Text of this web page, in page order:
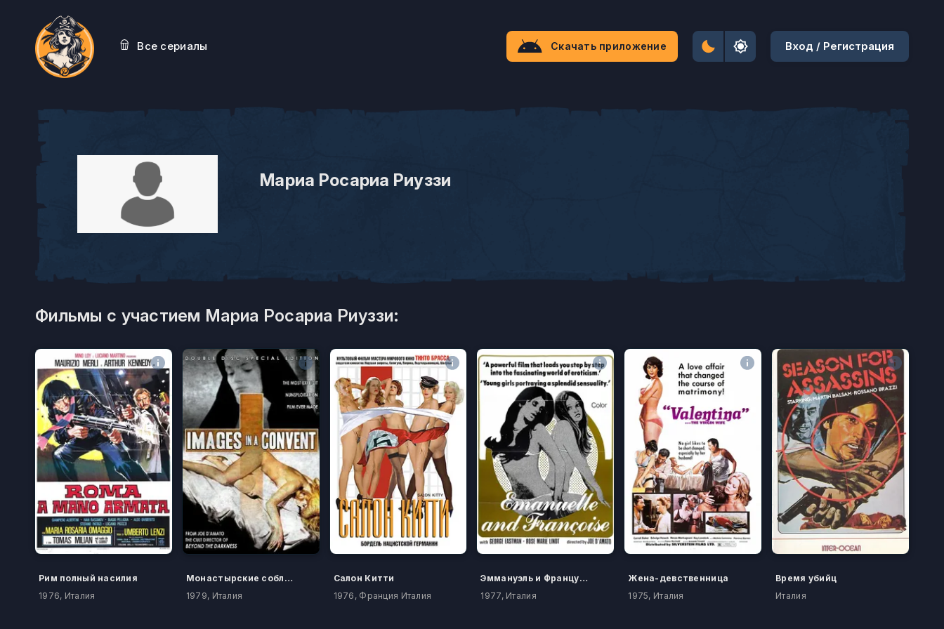
Все сериалы Скачать приложение Вход / Регистрация
Мариа Росариа Риуззи
Фильмы с участием Мариа Росариа Риуззи:
Рим полный насилия
1976, Италия
Монастырские соблазны
1979, Италия
Салон Китти
1976, Франция Италия
Эммануэль и Француаза, сестрички
1977, Италия
Жена-девственница
1975, Италия
Время убийц
Италия